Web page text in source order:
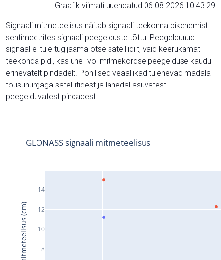
Graafik viimati uuendatud 06.08.2026 10:43:29
Signaali mitmeteelisus näitab signaali teekonna pikenemist
sentimeetrites signaali peegelduste tõttu. Peegeldunud
signaal ei tule tugijaama otse satelliidilt, vaid keerukamat
teekonda pidi, kas ühe- või mitmekordse peegelduse kaudu
erinevatelt pindadelt. Põhilised veaallikad tulenevad madala
tõusunurgaga satelliitidest ja lähedal asuvatest
peegelduvatest pindadest.
8
10
12
14
GLONASS signaali mitmeteelisus